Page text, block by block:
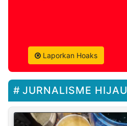
Laporkan Hoaks
JURNALISME HIJAU